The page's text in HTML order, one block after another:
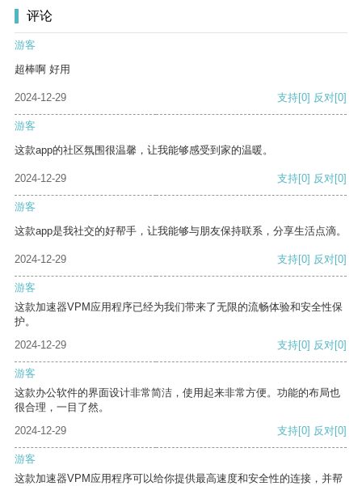
评论
游客
超棒啊 好用
2024-12-29 支持[0] 反对[0]
游客
这款app的社区氛围很温馨，让我能够感受到家的温暖。
2024-12-29 支持[0] 反对[0]
游客
这款app是我社交的好帮手，让我能够与朋友保持联系，分享生活点滴。
2024-12-29 支持[0] 反对[0]
游客
这款加速器VPM应用程序已经为我们带来了无限的流畅体验和安全性保
护。
2024-12-29
支持[0] 反对[0]
游客
这款办公软件的界面设计非常简洁，使用起来非常方便。功能的布局也
很合理，一目了然。
2024-12-29
支持[0] 反对[0]
游客
这款加速器VPM应用程序可以给你提供最高速度和安全性的连接，并帮